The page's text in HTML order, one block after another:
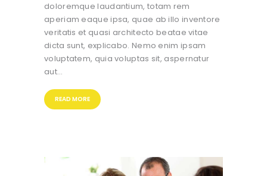
doloremque laudantium, totam rem
aperiam eaque ipsa, quae ab illo inventore
veritatis et quasi architecto beatae vitae
dicta sunt, explicabo. Nemo enim ipsam
voluptatem, quia voluptas sit, aspernatur
aut…
READ MORE